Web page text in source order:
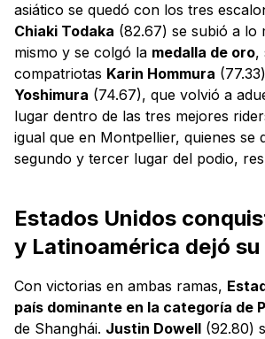
asiático se quedó con los tres
Chiaki Todaka (82.67) se subió a lo
mismo y se colgó la medalla de oro,
compatriotas Karin Hommura
Yoshimura (74.67), que volvió a
lugar dentro de las tres mejores
igual que en Montpellier, quienes se
segundo y tercer lugar del podio,
Estados Unidos
y Latinoamérica dejó su
Con victorias en ambas ramas,
país dominante en la categoría de
de Shanghái. Justin Dowell (92.80)